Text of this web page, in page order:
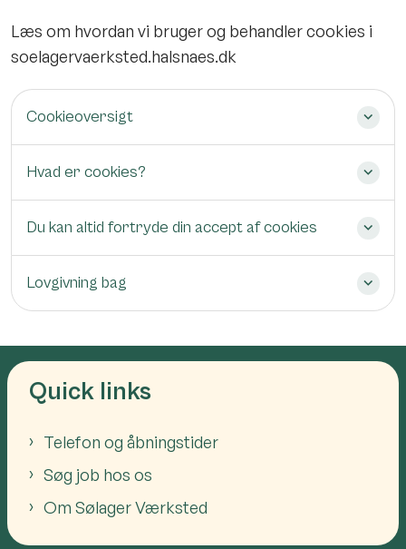
Læs om hvordan vi bruger og behandler cookies i
soelagervaerksted.halsnaes.dk
Cookieoversigt
Hvad er cookies?
Du kan altid fortryde din accept af cookies
Lovgivning bag
Quick links
Telefon og åbningstider
Søg job hos os
Om Sølager Værksted